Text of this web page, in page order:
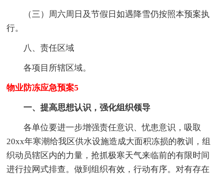
（三）周六周日及节假日如遇降雪仍按照本预案执
行。
八、责任区域
各项目所辖区域。
物业防冻应急预案5
一、提高思想认识，强化组织领导
各单位要进一步增强责任意识、忧患意识，吸取
20xx年寒潮给我区供水设施造成大面积冻损的教训，组
织动员辖区内的力量，抢抓极寒天气来临前的有限时间
进行拉网式排查。做到组织有效，行动有序。对有存在